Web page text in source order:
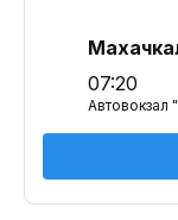
07:20
Автовокзал